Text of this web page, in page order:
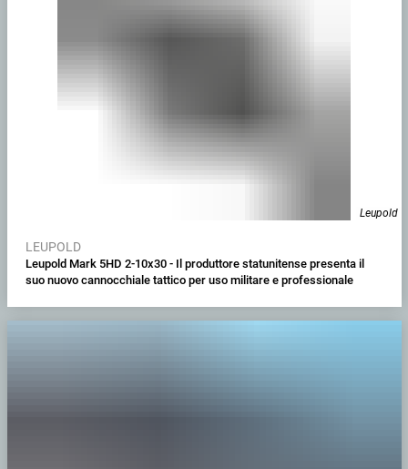
Leupold
LEUPOLD
Leupold Mark 5HD 2-10x30 - Il produttore statunitense presenta il
suo nuovo cannocchiale tattico per uso militare e professionale